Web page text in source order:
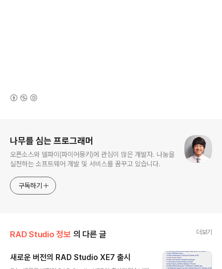
나무를 심는 프로그래머
오픈소스와 델파이(파이어몽키)에 관심이 많은 개발자. 나눔을
실천하는 소프트웨어 개발 및 서비스를 꿈꾸고 있습니다.
구독하기
RAD Studio 정보 의 다른 글 더보기
새로운 버전의 RAD Studio XE7 출시